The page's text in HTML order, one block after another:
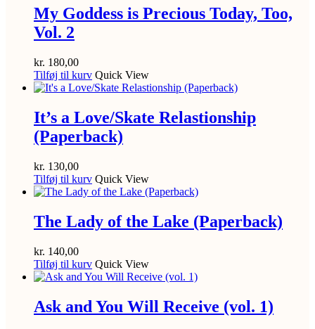
My Goddess is Precious Today, Too,
Vol. 2
kr. 180,00
Tilføj til kurv Quick View
It’s a Love/Skate Relastionship
(Paperback)
kr. 130,00
Tilføj til kurv Quick View
The Lady of the Lake (Paperback)
kr. 140,00
Tilføj til kurv Quick View
Ask and You Will Receive (vol. 1)